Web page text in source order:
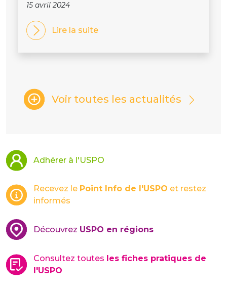
15 avril 2024
Lire la suite
Voir toutes les actualités
Adhérer à l'USPO
Recevez le Point Info de l'USPO et restez
informés
Découvrez USPO en régions
Consultez toutes les fiches pratiques de
l'USPO